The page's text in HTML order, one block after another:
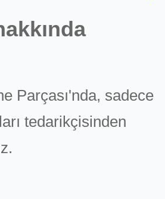
Parçası'nda, sadece
tedarikçisinden